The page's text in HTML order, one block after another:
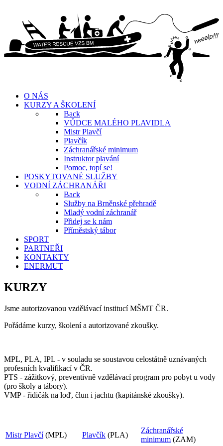
O NÁS
KURZY A ŠKOLENÍ
Back
VŮDCE MALÉHO PLAVIDLA
Mistr Plavčí
Plavčík
Záchranářské minimum
Instruktor plavání
Pomoc, topí se!
POSKYTOVANÉ SLUŽBY
VODNÍ ZÁCHRANÁŘI
Back
Služby na Brněnské přehradě
Mladý vodní záchranář
Přidej se k nám
Příměstský tábor
SPORT
PARTNEŘI
KONTAKTY
ENERMUT
KURZY
Jsme autorizovanou vzdělávací institucí MŠMT ČR.
Pořádáme kurzy, školení a autorizované zkoušky.
MPL, PLA, IPL - v souladu se soustavou celostátně uznávaných
profesních kvalifikací v ČR.
PTS - zážitkový, preventivně vzdělávací program pro pobyt u vody
(pro školy a tábory).
VMP - řidičák na loď, člun i jachtu (kapitánské zkoušky).
Mistr Plavčí(MPL) Plavčík (PLA)
Záchranářské
minimum (ZAM)